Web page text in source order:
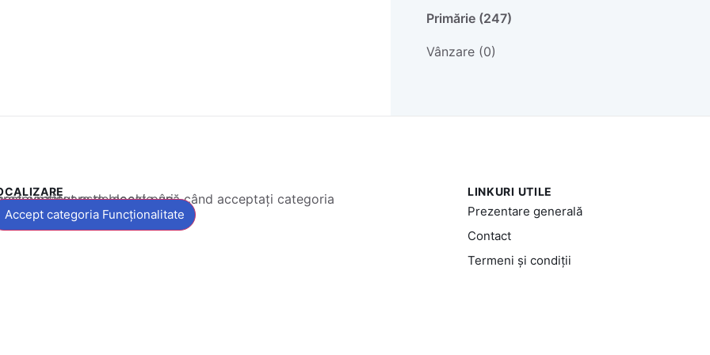
Primărie (247)
Vânzare (0)
este blocat până când acceptați categoria corespunzătoare de cookie-uri.
Accept categoria Funcționalitate
LINKURI UTILE
Prezentare generală
Contact
Termeni și condiții